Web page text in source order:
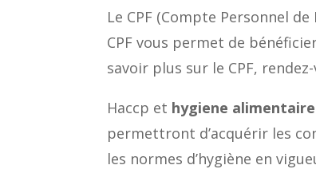
Le CPF (Compte Personnel
CPF vous permet de
savoir plus sur le CPF,
Haccp et hygiene alimentaire
permettront d’acquérir les
les normes d’hygiène en